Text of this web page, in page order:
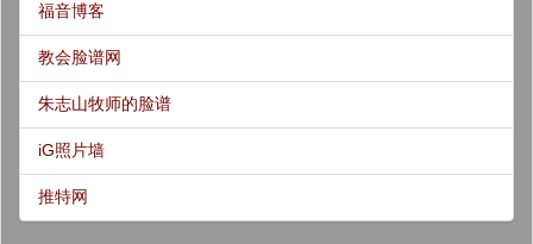
福音博客
教会脸谱网
朱志山牧师的脸谱
iG照片墙
推特网